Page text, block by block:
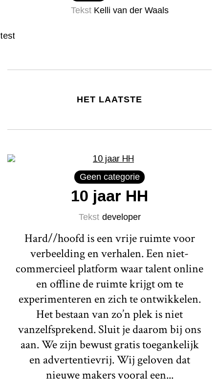
Tekst Kelli van der Waals
test
HET LAATSTE
Geen categorie
10 jaar HH
Tekst developer
Hard//hoofd is een vrije ruimte voor
verbeelding en verhalen. Een niet-
commercieel platform waar talent online
en offline de ruimte krijgt om te
experimenteren en zich te ontwikkelen.
Het bestaan van zo’n plek is niet
vanzelfsprekend. Sluit je daarom bij ons
aan. We zijn bewust gratis toegankelijk
en advertentievrij. Wij geloven dat
nieuwe makers vooral een...